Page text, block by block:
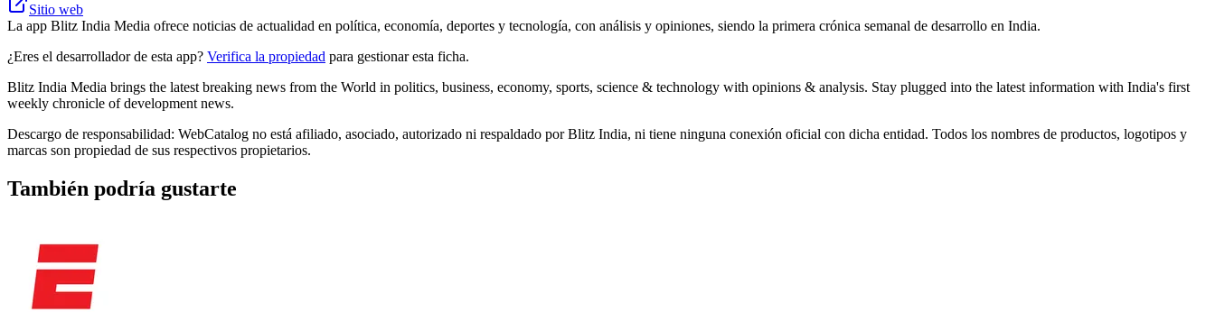
Sitio web
La app Blitz India Media ofrece noticias de actualidad en política, economía, deportes y tecnología, con análisis y opiniones, siendo la primera crónica semanal de desarrollo en India.
¿Eres el desarrollador de esta app? Verifica la propiedad para gestionar esta ficha.
Blitz India Media brings the latest breaking news from the World in politics, business, economy, sports, science & technology with opinions & analysis. Stay plugged into the latest information with India's first
weekly chronicle of development news.
Descargo de responsabilidad: WebCatalog no está afiliado, asociado, autorizado ni respaldado por Blitz India, ni tiene ninguna conexión oficial con dicha entidad. Todos los nombres de productos, logotipos y
marcas son propiedad de sus respectivos propietarios.
También podría gustarte